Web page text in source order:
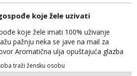
umisljene femy ko fol ljepotice me ne
Stop pederima i slicnima. Stop
i slicne gluposti. Javi se sa slikom i
o sebi na: naal_naal@yaho...
koje žele uzivati
koje žele imati 100% uživanje
pažnju neka se jave na mail za
Aromatična ulja opuštajuća glazba
moja Kraljica i ispuni si želje za dobro
Vaš prostor
traži žensku osobu